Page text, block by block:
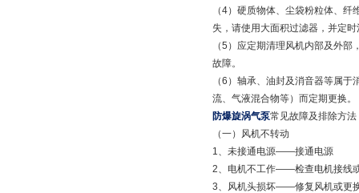
（4）硬质物体、尘袋粉粒体、
失，请使用大面积过滤器，并定
（5）应定期清理风机内部及外
故障。
（6）轴承、油封及消音器等属
流、气液混合物等）而定期更换。
防爆旋涡气泵常见故障及排除
（一）风机不转动
1、未接通电源——接通电源
2、电机不工作——检查电机接线
3、风机头损坏——修复风机